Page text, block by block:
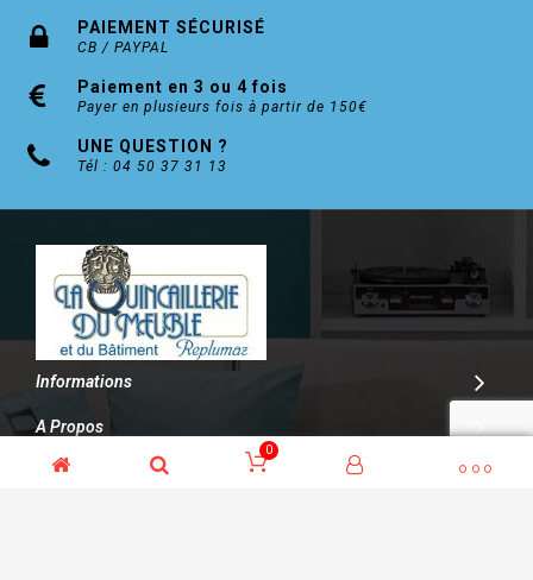
PAIEMENT SÉCURISÉ
CB / PAYPAL
Paiement en 3 ou 4 fois
Payer en plusieurs fois à partir de 150€
UNE QUESTION ?
Tél : 04 50 37 31 13
Informations
A Propos
Contact
0